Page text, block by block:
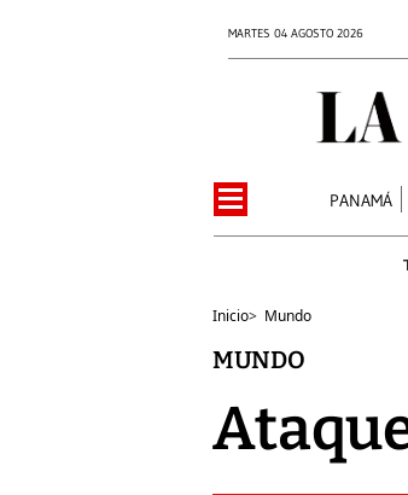
MARTES 04 AGOSTO 2026
PANAMÁ
Inicio> Mundo
MUNDO